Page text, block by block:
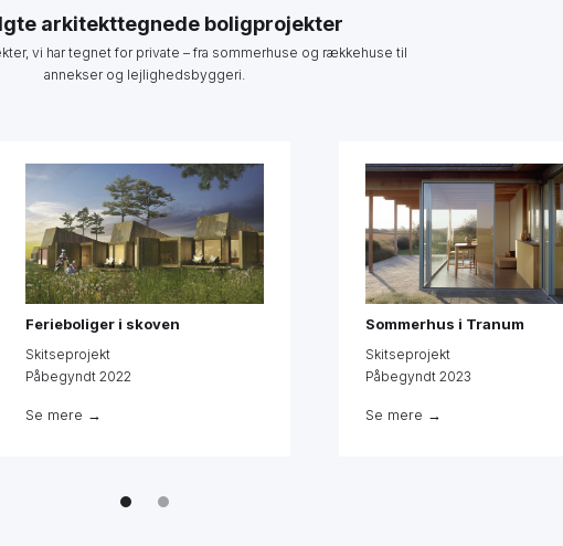
arkitekttegnede boligprojekter
vi har tegnet for private – fra sommerhuse og rækkehuse til
annekser og lejlighedsbyggeri.
Ferieboliger i skoven
Skitseprojekt
Påbegyndt 2022
Se mere →
Sommerhus i Tranum
Skitseprojekt
Påbegyndt 2023
Se mere →